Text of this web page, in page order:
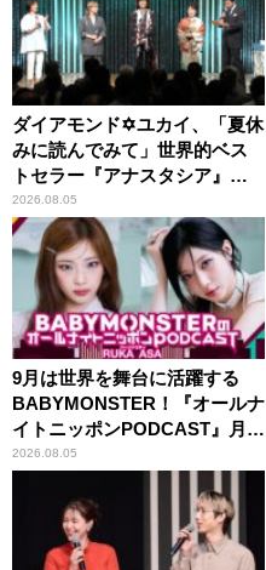
ダイアモンド✡ユカイ、「夏休
みに読んでみて」世界的ベス
トセラー『アナスタシア』を
紹介
2026.08.05
9月は世界を舞台に活躍する
BABYMONSTER！『オールナ
イトニッポンPODCAST』月替
わりパーソナリティ
2026.08.05